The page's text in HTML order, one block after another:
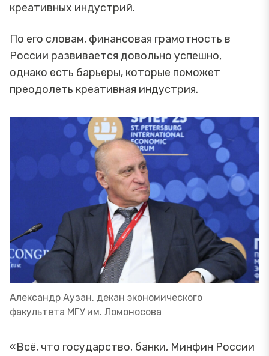
креативных индустрий.
По его словам, финансовая грамотность в
России развивается довольно успешно,
однако есть барьеры, которые поможет
преодолеть креативная индустрия.
Александр Аузан, декан экономического
факультета МГУ им. Ломоносова
«Всё, что государство, банки, Минфин России